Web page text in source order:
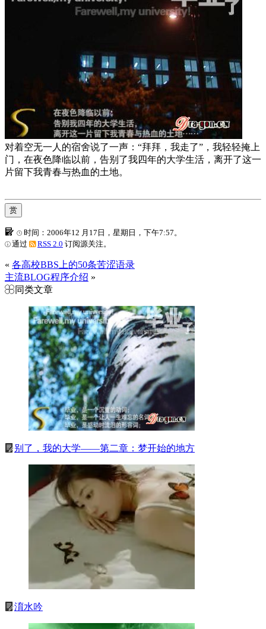
对着空无一人的宿舍说了一声：“拜拜，我走了”，我轻轻掩上
门，在夜色降临以前，告别了我四年的大学生活，离开了这一
片留下我青春与热血的土地。
赏
时间：2006年12 月17日，星期日，下午7:57。
通过
RSS 2.0 订阅源关注。
« 各高校BBS上的50条苦涩语录
主流BLOG程序介绍 »
同类文章
别了，我的大学——第二章：梦开始的地方
淯水吟